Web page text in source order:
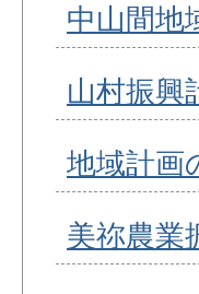
中山間地
山村振興
地域計画
美祢農業